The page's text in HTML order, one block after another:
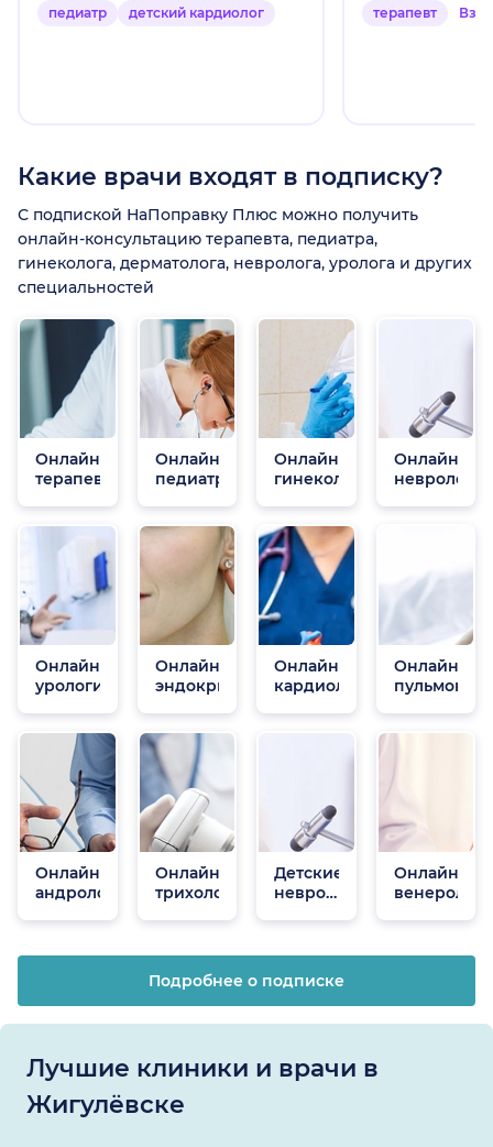
педиатр
детский кардиолог
терапевт
Какие врачи входят в подписку?
С подпиской НаПоправку Плюс можно получить
онлайн-консультацию терапевта, педиатра,
гинеколога, дерматолога, невролога, уролога и других
специальностей
Онлайн
терапевты
Онлайн
педиатры
Онлайн
гинекологи
Онлайн
неврологи
Онлайн
урологи
Онлайн
эндокринологи
Онлайн
кардиологи
Онлайн
Онлайн
андрологи
Онлайн
трихологи
Детские
неврологи
Онлайн
венерологи
Подробнее о подписке
Лучшие клиники и врачи в
Жигулёвске